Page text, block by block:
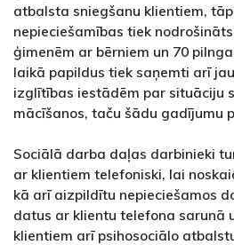
atbalsta sniegšanu klientiem,
nepieciešamības tiek
ģimenēm ar bērniem un 70
laikā papildus tiek saņemti arī
izglītības iestādēm par situāciju
mācīšanos, taču šādu gadījumu
Sociālā darba daļas darbinieki
ar klientiem telefoniski, lai
kā arī aizpildītu nepieciešamos
datus ar klientu telefona sarunā
klientiem arī psihosociālo